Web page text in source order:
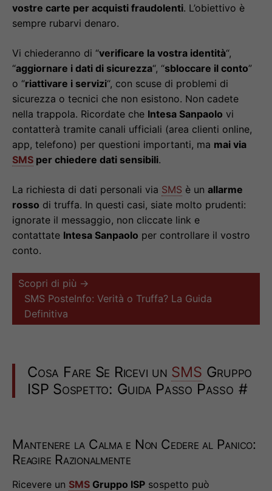
vostre carte per acquisti fraudolenti. L’obiettivo è
sempre rubarvi denaro.
Vi chiederanno di “verificare la vostra identità“,
“aggiornare i dati di sicurezza“, “sbloccare il conto”
o “riattivare i servizi“, con scuse di problemi di
sicurezza o tecnici che non esistono. Non cadete
nella trappola. Ricordate che Intesa Sanpaolo vi
contatterà tramite canali ufficiali (area clienti online,
app, telefono) per questioni importanti, ma mai via
SMS per chiedere dati sensibili.
La richiesta di dati personali via SMS è un allarme
rosso di truffa. In questi casi, siate molto prudenti:
ignorate il messaggio, non cliccate link e
contattate Intesa Sanpaolo per controllare il vostro
conto.
Scopri di più →
SMS PosteInfo: Verità o Truffa? La Guida
Definitiva
Cosa Fare Se Ricevi un SMS Gruppo
ISP Sospetto: Guida Passo Passo #
Mantenere la Calma e Non Cedere al Panico:
Reagire Razionalmente
Ricevere un SMS Gruppo ISP sospetto può